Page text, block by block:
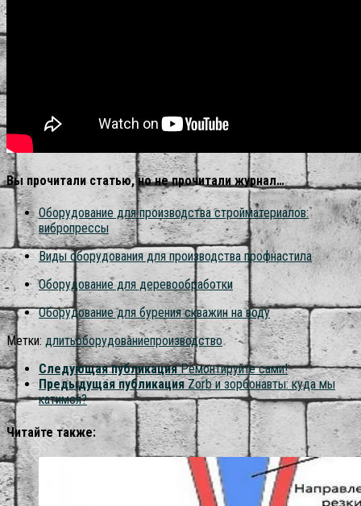
Вы прочитали статью, но не прочитали журнал…
Оборудование для производства стройматериалов:
вибропрессы
Виды оборудования для производства профнастила
Оборудование для деревообработки
Оборудование для бурения скважин на воду
Метки: длитьоборудованиепроизводство
Следующая публикация Ремонтируйте сами!
Предыдущая публикация Zorb и зорбонавты: куда мы
катимся?
Читайте также: